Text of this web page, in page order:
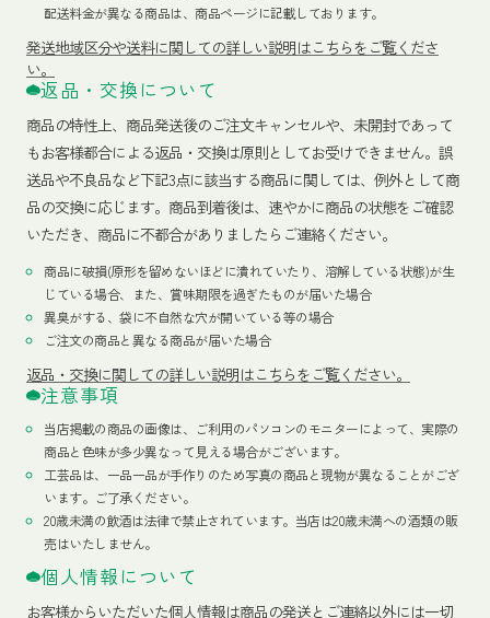
配送料金が異なる商品は、商品ページに記載しております。
発送地域区分や送料に関しての詳しい説明はこちらをご覧くださ
い。
返品・交換について
商品の特性上、商品発送後のご注文キャンセルや、未開封であって
もお客様都合による返品・交換は原則としてお受けできません。誤
送品や不良品など下記3点に該当する商品に関しては、例外として商
品の交換に応じます。商品到着後は、速やかに商品の状態をご確認
いただき、商品に不都合がありましたらご連絡ください。
商品に破損(原形を留めないほどに潰れていたり、溶解している状態)が生
じている場合、また、賞味期限を過ぎたものが届いた場合
異臭がする、袋に不自然な穴が開いている等の場合
ご注文の商品と異なる商品が届いた場合
返品・交換に関しての詳しい説明はこちらをご覧ください。
注意事項
当店掲載の商品の画像は、ご利用のパソコンのモニターによって、実際の
商品と色味が多少異なって見える場合がございます。
工芸品は、一品一品が手作りのため写真の商品と現物が異なることがござ
います。ご了承ください。
20歳未満の飲酒は法律で禁止されています。当店は20歳未満への酒類の販
売はいたしません。
個人情報について
お客様からいただいた個人情報は商品の発送とご連絡以外には一切